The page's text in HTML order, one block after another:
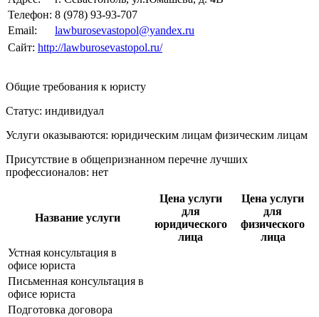
Телефон: 8 (978) 93-93-707
Email:
lawburosevastopol@yandex.ru
Сайт: http://lawburosevastopol.ru/
Общие требования к юристу
Статус: индивидуал
Услуги оказываются: юридическим лицам физическим лицам
Присутствие в общепризнанном перечне лучших
профессионалов: нет
Название услуги
Цена услуги
для
юридического
лица
Цена услуги
для
физического
лица
Устная консультация в
офисе юриста
Письменная консультация в
офисе юриста
Подготовка договора